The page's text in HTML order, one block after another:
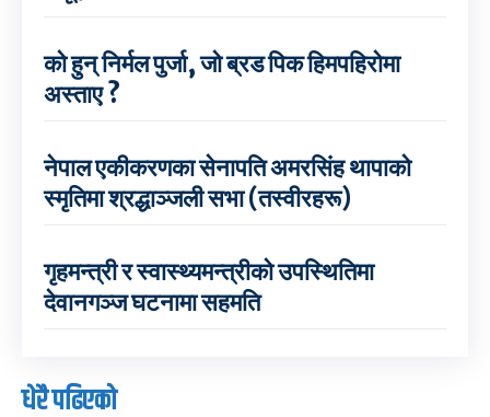
को हुन् निर्मल पुर्जा, जो ब्रड पिक हिमपहिरोमा
अस्ताए ?
नेपाल एकीकरणका सेनापति अमरसिंह थापाको
स्मृतिमा श्रद्धाञ्जली सभा (तस्वीरहरू)
गृहमन्त्री र स्वास्थ्यमन्त्रीको उपस्थितिमा
देवानगञ्ज घटनामा सहमति
धेरै पढिएको